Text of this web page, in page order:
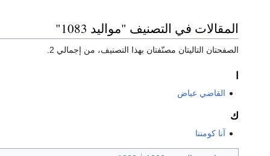
المقالات في التصنيف "مواليد 1083"
الصفحتان التاليتان مصنّفتان بهذا التصنيف، من إجمالي 2.
القاضي عياض
ك
آنا كومننا